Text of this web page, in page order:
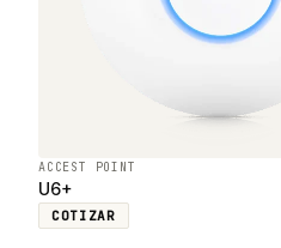
ACCEST POINT
U6+
COTIZAR